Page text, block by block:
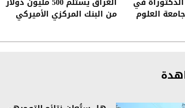
العلوم من البنك المركزي الأميركي